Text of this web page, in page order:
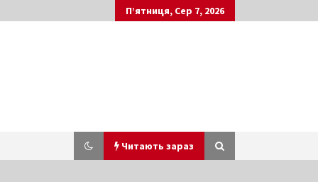
П’ятниця, Сер 7, 2026
Читають зараз